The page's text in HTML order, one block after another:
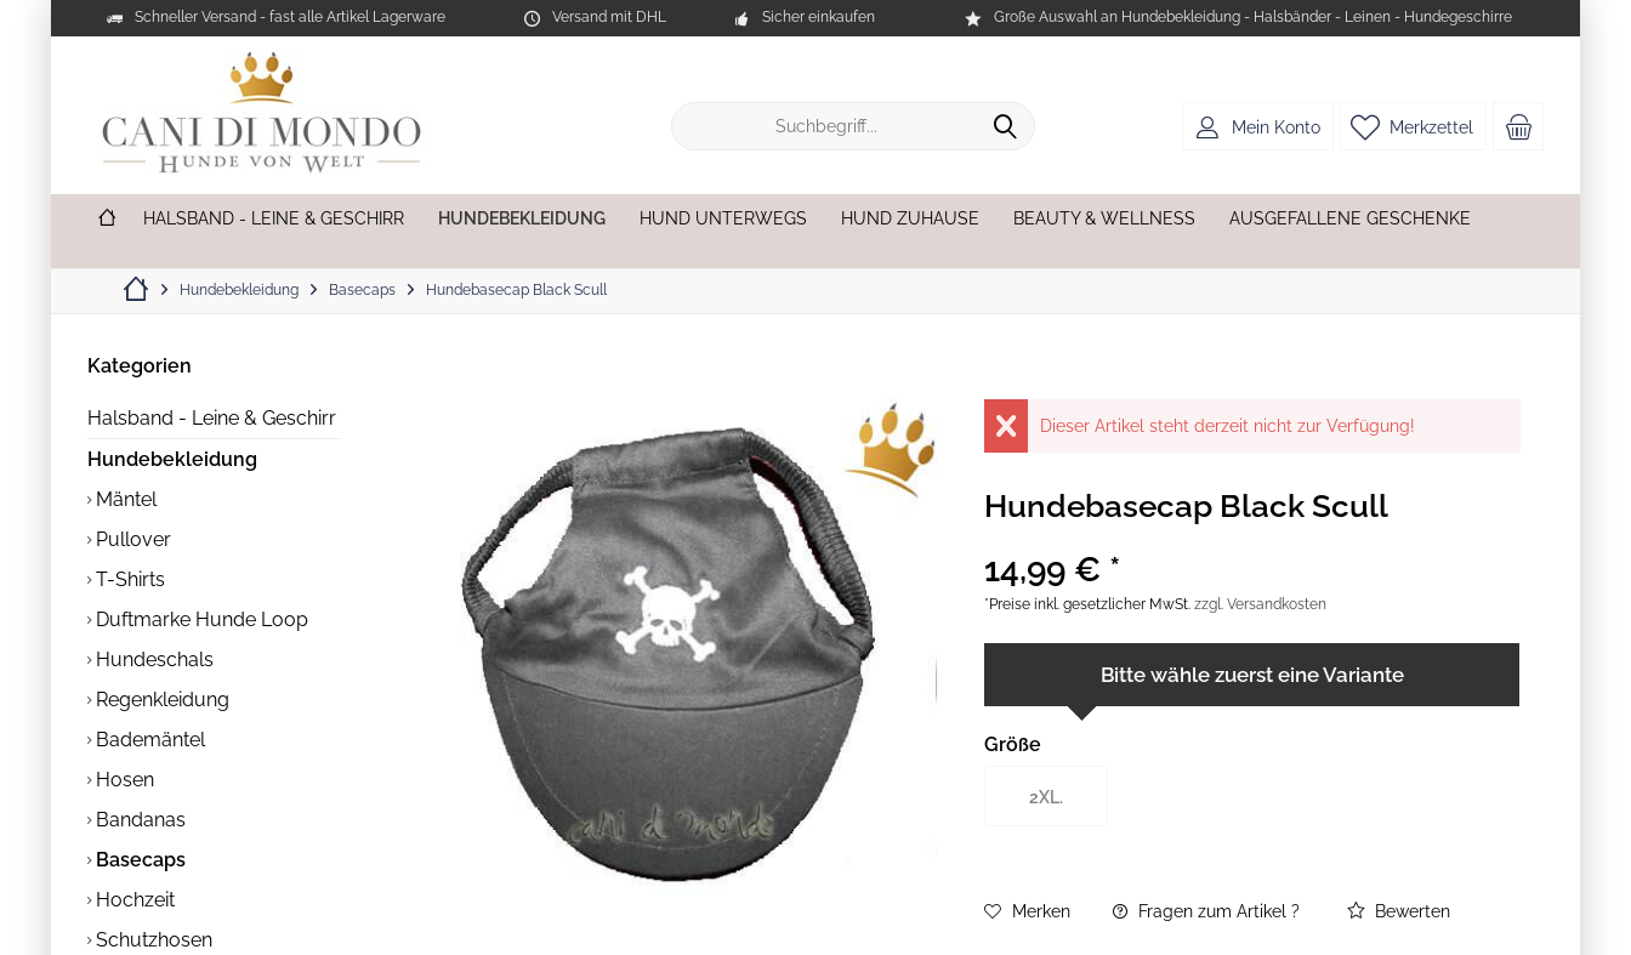
Schneller Versand - fast alle Artikel Lagerware Versand mit DHL Sicher einkaufen Große Auswahl an Hundebekleidung - Halsbänder - Leinen - Hundegeschirre
Merkzettel
Mein Konto
HALSBAND - LEINE & GESCHIRR HUNDEBEKLEIDUNG HUND UNTERWEGS HUND ZUHAUSE BEAUTY & WELLNESS AUSGEFALLENE GESCHENKE
Hundebekleidung Basecaps Hundebasecap Black Scull
Kategorien
Halsband - Leine & Geschirr
Hundebekleidung
Mäntel
Pullover
T-Shirts
Duftmarke Hunde Loop
Hundeschals
Regenkleidung
Bademäntel
Hosen
Bandanas
Basecaps
Hochzeit
Schutzhosen
Dieser Artikel steht derzeit nicht zur Verfügung!
Hundebasecap Black Scull
14,99 € *
*Preise inkl. gesetzlicher MwSt.zzgl. Versandkosten
Bitte wähle zuerst eine Variante
Größe
2XL.
Merken Fragen zum Artikel ? Bewerten